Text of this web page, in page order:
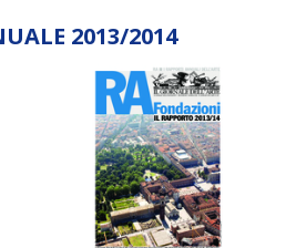
2013/2014